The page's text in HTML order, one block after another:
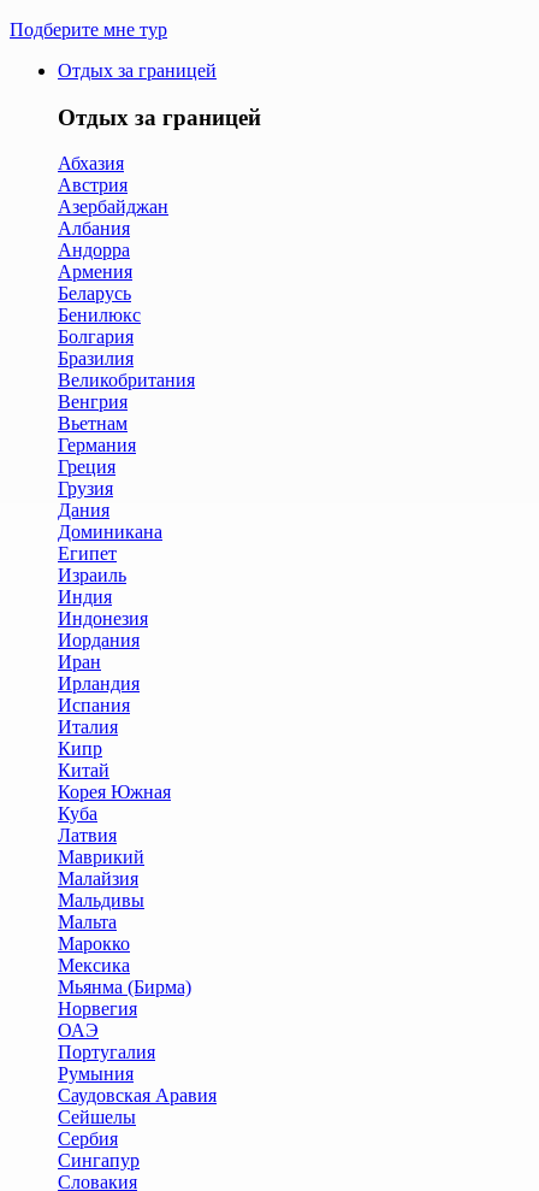
Подберите мне тур
Отдых за границей
Отдых за границей
Абхазия
Австрия
Азербайджан
Албания
Андорра
Армения
Беларусь
Бенилюкс
Болгария
Бразилия
Великобритания
Венгрия
Вьетнам
Германия
Греция
Грузия
Дания
Доминикана
Египет
Израиль
Индия
Индонезия
Иордания
Иран
Ирландия
Испания
Италия
Кипр
Китай
Корея Южная
Куба
Латвия
Маврикий
Малайзия
Мальдивы
Мальта
Марокко
Мексика
Мьянма (Бирма)
Норвегия
ОАЭ
Португалия
Румыния
Саудовская Аравия
Сейшелы
Сербия
Сингапур
Словакия